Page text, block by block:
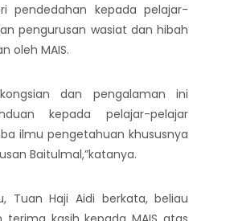
pendedahan kepada pelajar-
pengurusan wasiat dan hibah
oleh MAIS.
dan pengalaman ini
kepada pelajar-pelajar
ilmu pengetahuan khususnya
Baitulmal,”katanya.
Tuan Haji Aidi berkata, beliau